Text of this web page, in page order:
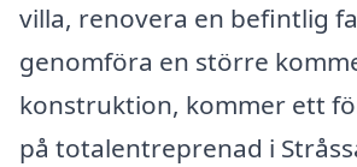
villa, renovera en befintlig
genomföra en större
konstruktion, kommer ett
på totalentreprenad i